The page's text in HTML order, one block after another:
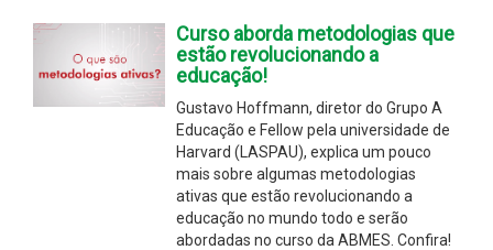
Curso aborda metodologias que
estão revolucionando a
educação!
Gustavo Hoffmann, diretor do Grupo A
Educação e Fellow pela universidade de
Harvard (LASPAU), explica um pouco
mais sobre algumas metodologias
ativas que estão revolucionando a
educação no mundo todo e serão
abordadas no curso da ABMES. Confira!